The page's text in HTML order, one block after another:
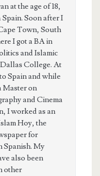
at the age of 18,
Soon after I
Town, South
I got a BA in
and Islamic
College. At
Spain and while
Master on
and Cinema
I worked as an
Hoy, the
for
Spanish. My
also been
other